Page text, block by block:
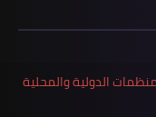
الدولية والمحلية